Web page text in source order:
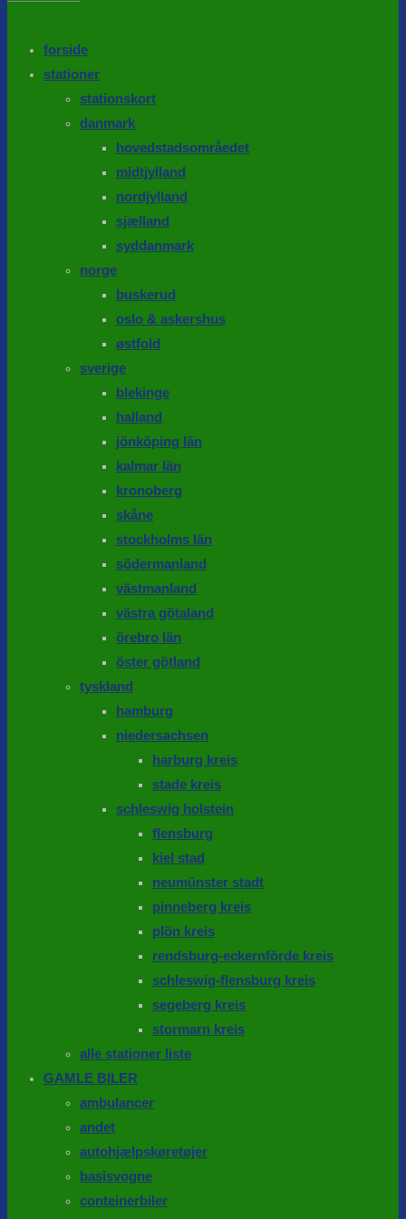
forside
stationer
stationskort
danmark
hovedstadsområedet
midtjylland
nordjylland
sjælland
syddanmark
norge
buskerud
oslo & askershus
østfold
sverige
blekinge
halland
jönköping län
kalmar län
kronoberg
skåne
stockholms län
södermanland
västmanland
västra götaland
örebro län
öster götland
tyskland
hamburg
niedersachsen
harburg kreis
stade kreis
schleswig holstein
flensburg
kiel stad
neumünster stadt
pinneberg kreis
plön kreis
rendsburg-eckernförde kreis
schleswig-flensburg kreis
segeberg kreis
stormarn kreis
alle stationer liste
GAMLE BILER
ambulancer
andet
autohjælpskøretøjer
basisvogne
conteinerbiler